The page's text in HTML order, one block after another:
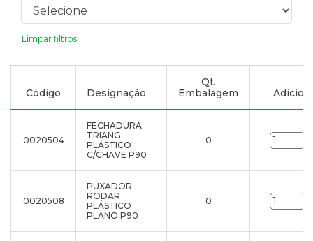
Limpar filtros
Código Designação
Qt.
Embalagem
0020504
FECHADURA
TRIANG
PLÁSTICO
C/CHAVE P90
0
0020508
PUXADOR
RODAR
PLÁSTICO
PLANO P90
0